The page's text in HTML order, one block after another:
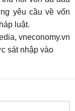
yêu cầu về vốn
luật.
vneconomy.vn
sát nhập vào